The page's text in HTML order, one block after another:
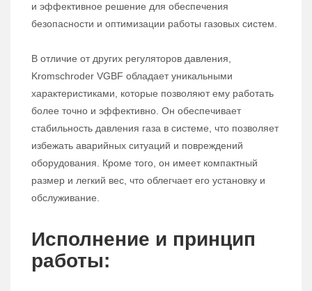
и эффективное решение для обеспечения
безопасности и оптимизации работы газовых систем.
В отличие от других регуляторов давления,
Kromschroder VGBF обладает уникальными
характеристиками, которые позволяют ему работать
более точно и эффективно. Он обеспечивает
стабильность давления газа в системе, что позволяет
избежать аварийных ситуаций и повреждений
оборудования. Кроме того, он имеет компактный
размер и легкий вес, что облегчает его установку и
обслуживание.
Исполнение и принцип
работы: